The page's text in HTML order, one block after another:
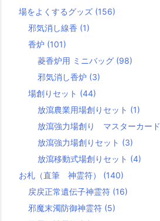
場をよくするグッズ (156)
邪気消し線香 (1)
香炉 (101)
菱香炉用 ミニバッグ (98)
邪気消し香炉 (3)
場創りセット (44)
放瀉農業用場創りセット (1)
放瀉強力場創り マスターカード
放瀉強力場創りセット (3)
放瀉移動式場創りセット (4)
お札（直筆 神霊符） (140)
戻戻正常遺伝子神霊符 (16)
邪魔末濁防御神霊符 (5)